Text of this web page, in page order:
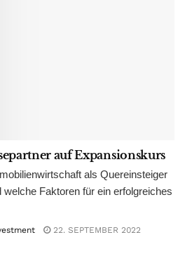
auf Expansionskurs
als Quereinsteiger
Faktoren für ein erfolgreiches
22. SEPTEMBER 2022